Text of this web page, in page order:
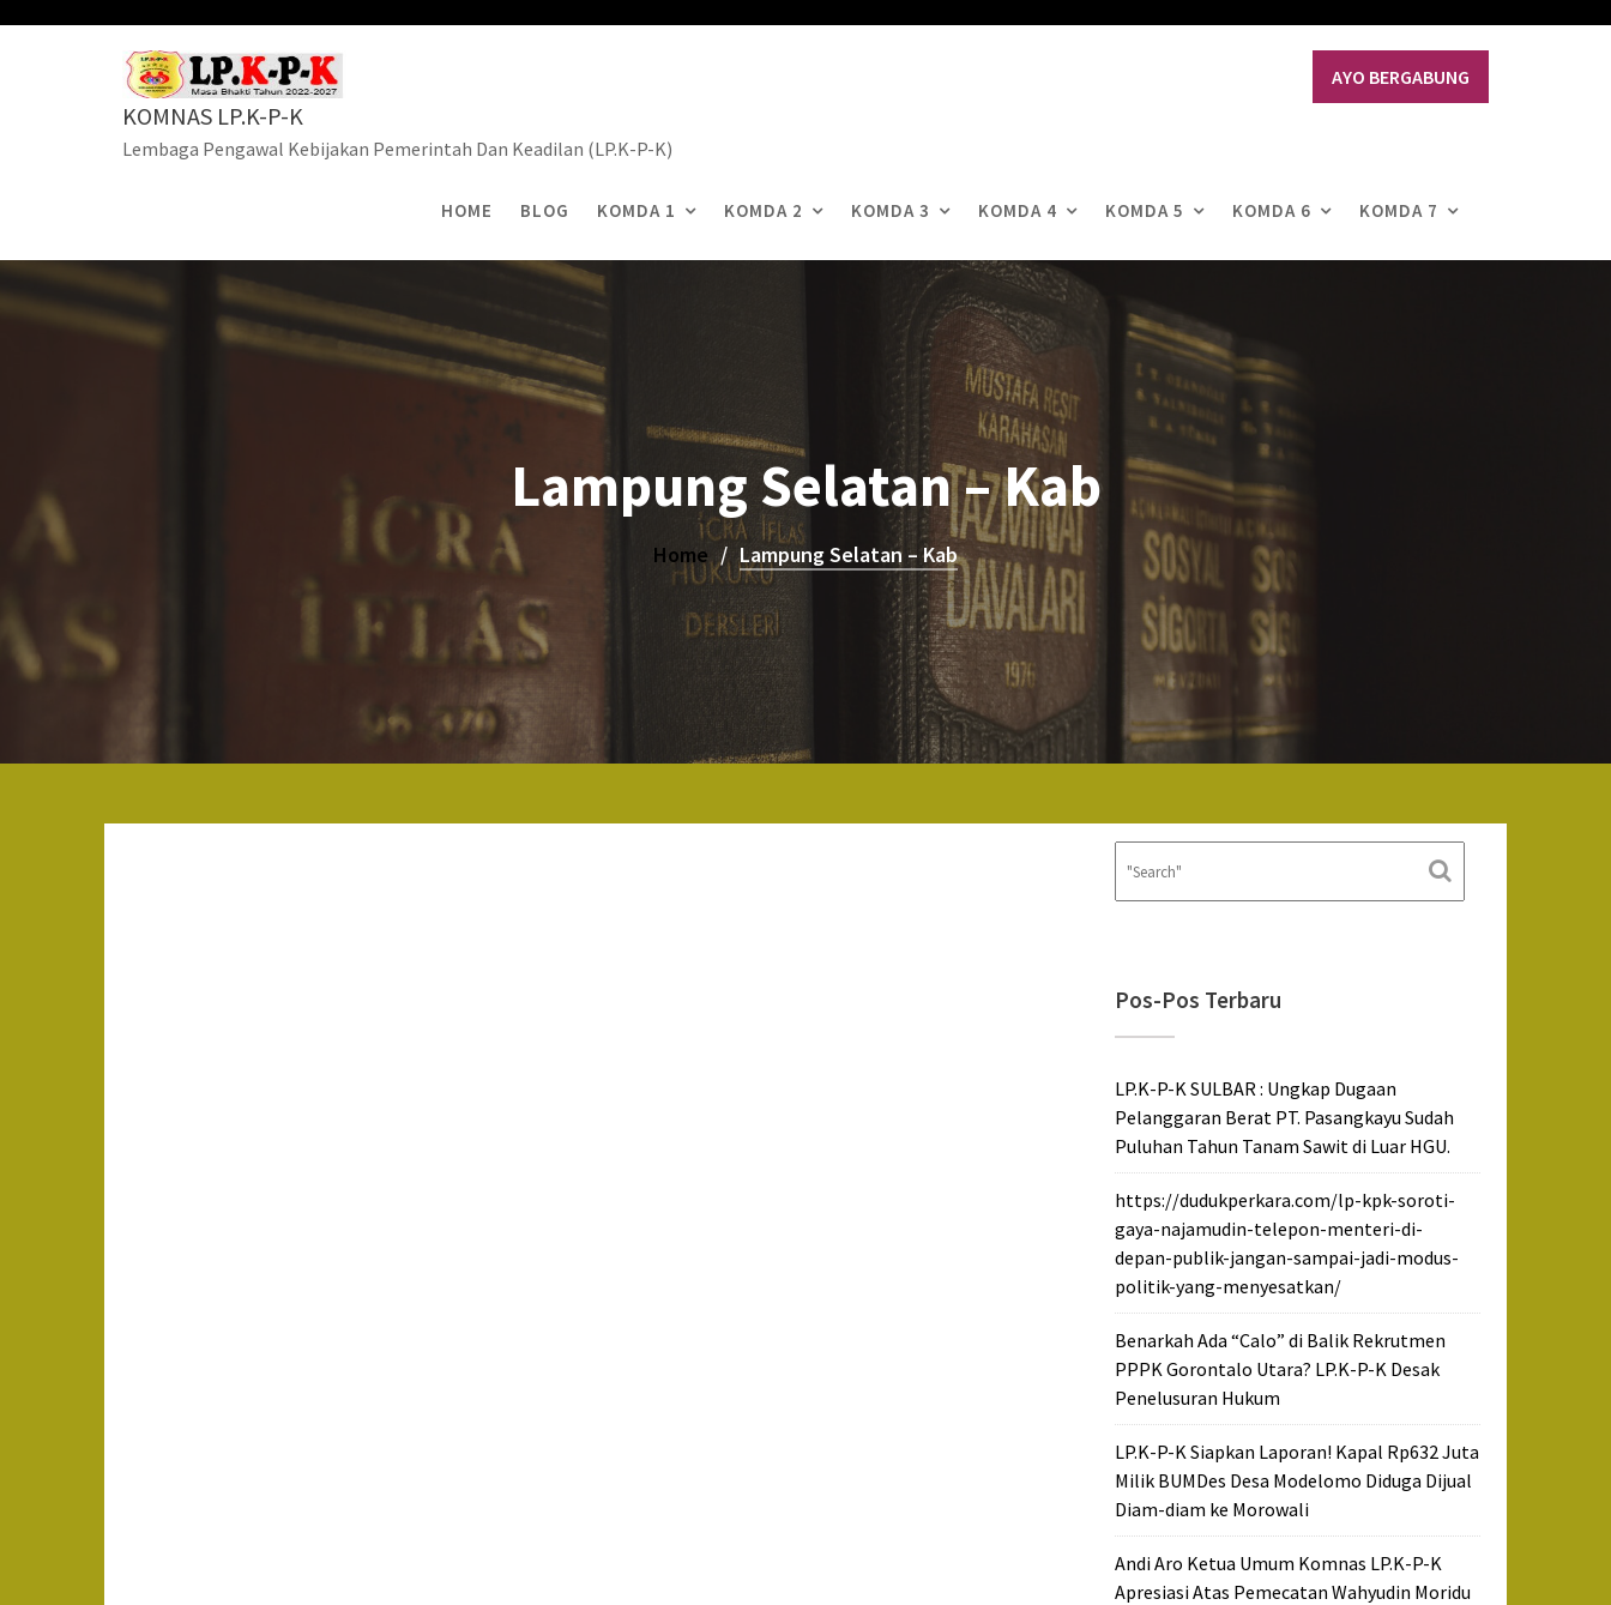
KOMNAS LP.K-P-K
Lembaga Pengawal Kebijakan Pemerintah Dan Keadilan (LP.K-P-K)
AYO BERGABUNG
HOME BLOG KOMDA 1 KOMDA 2 KOMDA 3 KOMDA 4 KOMDA 5 KOMDA 6 KOMDA 7
Lampung Selatan – Kab
Home Lampung Selatan – Kab
Pos-Pos Terbaru
LP.K-P-K SULBAR : Ungkap Dugaan
Pelanggaran Berat PT. Pasangkayu Sudah
Puluhan Tahun Tanam Sawit di Luar HGU.
https://dudukperkara.com/lp-kpk-soroti-
gaya-najamudin-telepon-menteri-di-
depan-publik-jangan-sampai-jadi-modus-
politik-yang-menyesatkan/
Benarkah Ada “Calo” di Balik Rekrutmen
PPPK Gorontalo Utara? LP.K-P-K Desak
Penelusuran Hukum
LP.K-P-K Siapkan Laporan! Kapal Rp632 Juta
Milik BUMDes Desa Modelomo Diduga Dijual
Diam-diam ke Morowali
Andi Aro Ketua Umum Komnas LP.K-P-K
Apresiasi Atas Pemecatan Wahyudin Moridu